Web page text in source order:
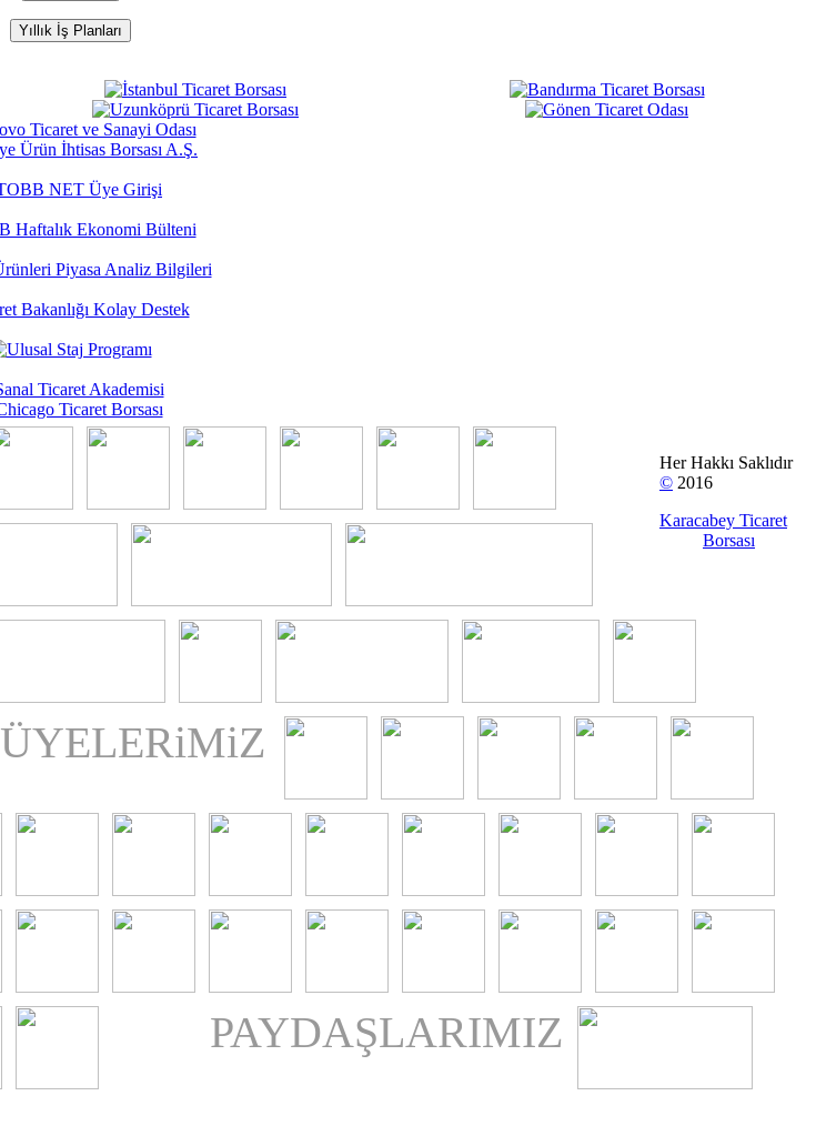
Yıllık İş Planları
ÜYELERiMiZ
PAYDAŞLARIMIZ
Her Hakkı Saklıdır
© 2016
Karacabey Ticaret
Borsası